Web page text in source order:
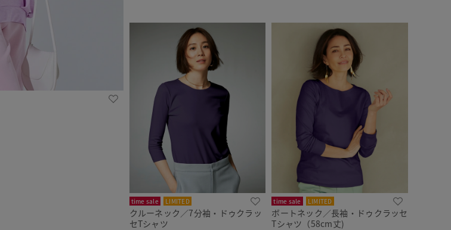
time sale LIMITED
クルーネック／7分袖・ドゥクラッ
セTシャツ
time sale LIMITED
ボートネック／長袖・ドゥクラッセ
Tシャツ（58cm丈)